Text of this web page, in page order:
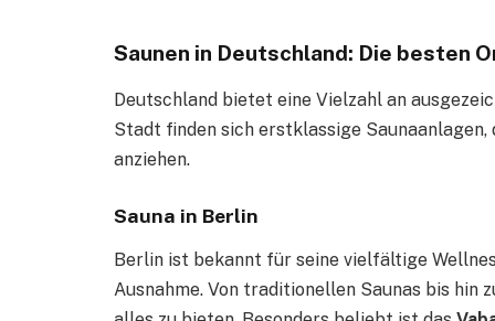
Saunen in Deutschland: Die besten
Deutschland bietet eine Vielzahl an
Stadt finden sich erstklassige
anziehen.
Sauna in Berlin
Berlin ist bekannt für seine vielfältige
Ausnahme. Von traditionellen Saunas bis hin